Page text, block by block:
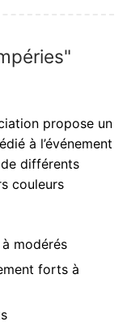
propose un
à l’événement
différents
couleurs
modérés
forts à